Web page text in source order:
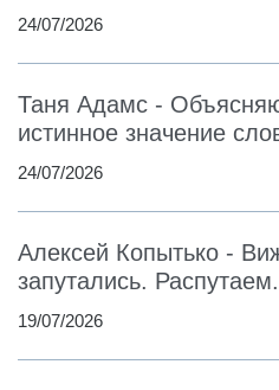
24/07/2026
Таня Адамс -
истинное значение
24/07/2026
Алексей Копытько -
запутались. Распутаем.
19/07/2026